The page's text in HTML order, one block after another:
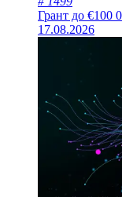
Грант до €100
17.08.2026